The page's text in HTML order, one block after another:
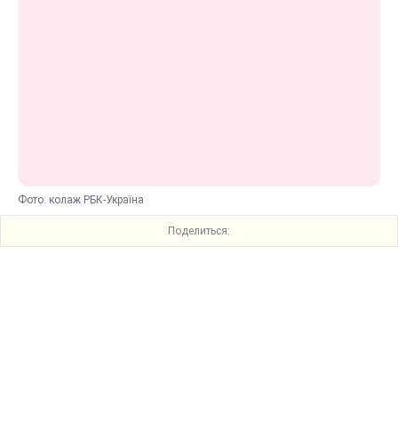
Фото: колаж РБК-Україна
Поделиться: